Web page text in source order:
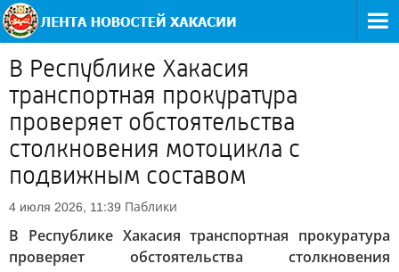
В Республике Хакасия
транспортная прокуратура
проверяет обстоятельства
столкновения мотоцикла с
подвижным составом
4 июля 2026, 11:39 Паблики
В Республике Хакасия транспортная прокуратура
проверяет обстоятельства столкновения